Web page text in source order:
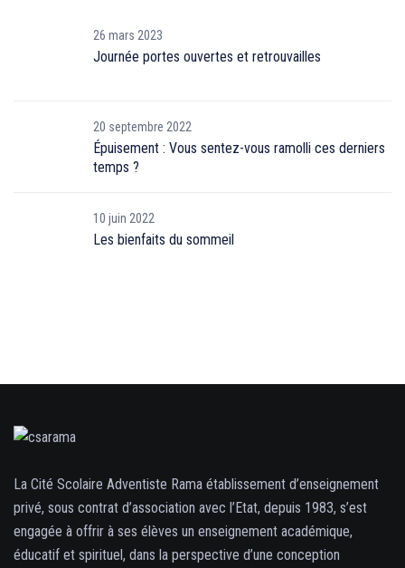
26 mars 2023
Journée portes ouvertes et retrouvailles
20 septembre 2022
Épuisement : Vous sentez-vous ramolli ces derniers
temps ?
10 juin 2022
Les bienfaits du sommeil
La Cité Scolaire Adventiste Rama établissement d’enseignement
privé, sous contrat d’association avec l’Etat, depuis 1983, s’est
engagée à offrir à ses élèves un enseignement académique,
éducatif et spirituel, dans la perspective d’une conception